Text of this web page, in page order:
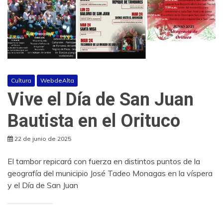
Cultura WebdeAlta
Vive el Día de San Juan
Bautista en el Orituco
22 de junio de 2025
El tambor repicará con fuerza en distintos puntos de la
geografía del municipio José Tadeo Monagas en la víspera
y el Día de San Juan